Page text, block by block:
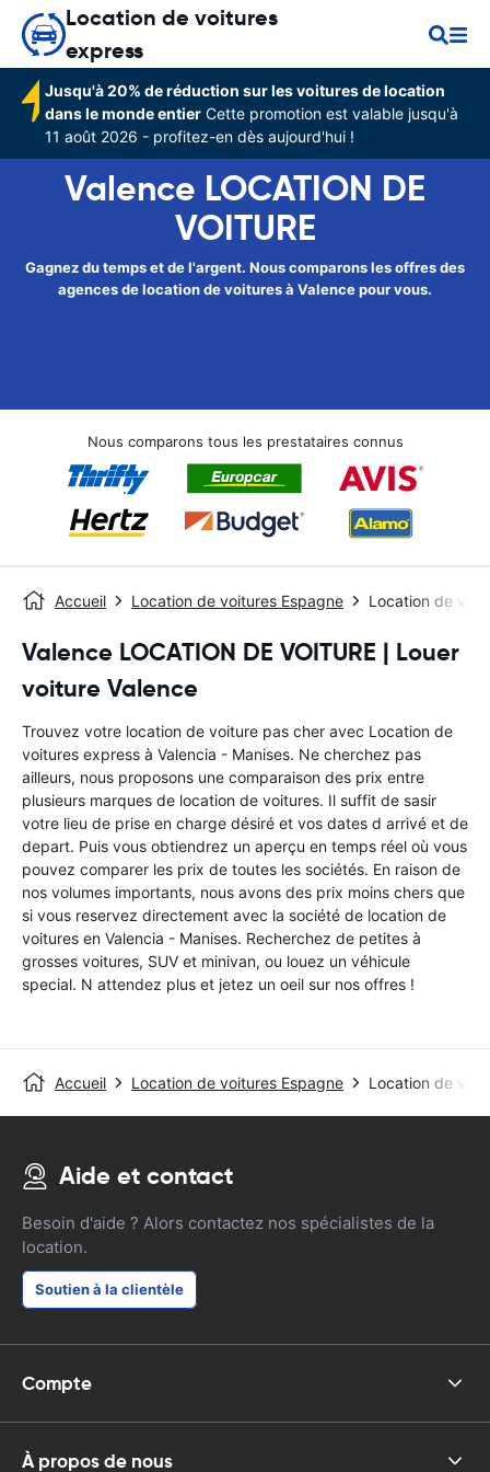
Location de voitures
express
Jusqu'à 20% de réduction sur les voitures de location
dans le monde entier Cette promotion est valable jusqu'à
11 août 2026 - profitez-en dès aujourd'hui !
Valence LOCATION DE
VOITURE
Gagnez du temps et de l'argent. Nous comparons les offres des
agences de location de voitures à Valence pour vous.
Nous comparons tous les prestataires connus
Accueil Location de voitures Espagne Location de
Valence LOCATION DE VOITURE | Louer
voiture Valence
Trouvez votre location de voiture pas cher avec Location de
voitures express à Valencia - Manises. Ne cherchez pas
ailleurs, nous proposons une comparaison des prix entre
plusieurs marques de location de voitures. Il suffit de sasir
votre lieu de prise en charge désiré et vos dates d arrivé et de
depart. Puis vous obtiendrez un aperçu en temps réel où vous
pouvez comparer les prix de toutes les sociétés. En raison de
nos volumes importants, nous avons des prix moins chers que
si vous reservez directement avec la société de location de
voitures en Valencia - Manises. Recherchez de petites à
grosses voitures, SUV et minivan, ou louez un véhicule
special. N attendez plus et jetez un oeil sur nos offres !
Accueil Location de voitures Espagne Location de
Aide et contact
Besoin d'aide ? Alors contactez nos spécialistes de la
location.
Soutien à la clientèle
Compte
À propos de nous